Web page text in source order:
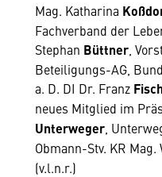
Mag. Katharina
Fachverband der
Stephan Büttner ,
Beteiligungs-AG,
a. D. DI Dr. Franz
neues Mitglied im
Unterweger ,
Obmann-Stv. KR
(v.l.n.r.)